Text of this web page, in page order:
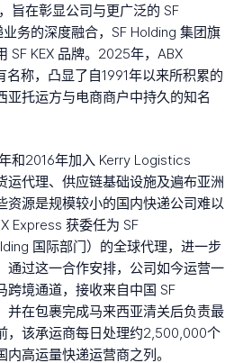
旨在彰显公司与更广泛的 SF
务的深度融合，SF Holding 集团旗
SF KEX 品牌。2025年，ABX
名称，凸显了自1991年以来所积累的
亚托运方与电商商户中持久的知名
和2016年加入 Kerry Logistics
代理、供应链基础设施及遍布亚洲
资源是规模较小的国内快递公司难以
Express 获委任为 SF
国际部门）的全球代理，进一步
通过这一合作安排，公司如今运营一
跨境通道，接收来自中国 SF
并在包裹完成马来西亚清关后负责最
，该承运商每日处理约2,500,000个
高运量快递运营商之列。